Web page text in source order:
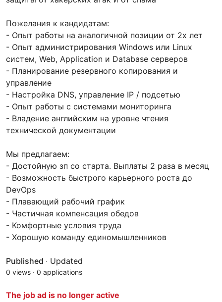
Пожелания к кандидатам:
- Опыт работы на аналогичной позиции от 2х лет
- Опыт администрирования Windows или Linux
систем, Web, Application и Database серверов
- Планирование резервного копирования и
управление
- Настройка DNS, управление IP / подсетью
- Опыт работы с системами мониторинга
- Владение английским на уровне чтения
технической документации
Мы предлагаем:
- Достойную зп со старта. Выплаты 2 раза в месяц
- Возможность быстрого карьерного роста до
DevOps
- Плавающий рабочий график
- Частичная компенсация обедов
- Комфортные условия труда
- Хорошую команду единомышленников
Published · Updated
0 views · 0 applications
The job ad is no longer active